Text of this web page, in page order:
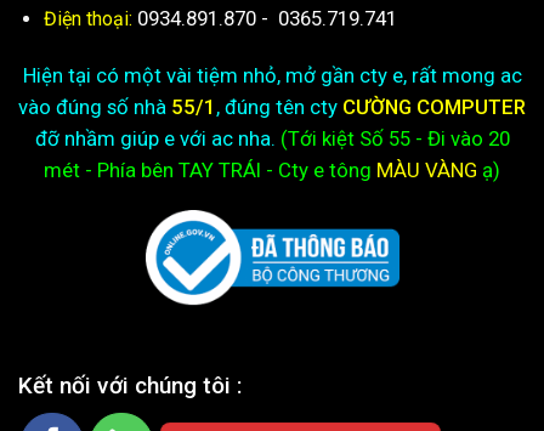
Điện thoại: 0934.891.870 - 0365.719.741
Hiện tại có một vài tiệm nhỏ, mở gần cty e, rất mong ac
vào đúng số nhà 55/1 , đúng tên cty CƯỜNG COMPUTER
đỡ nhầm giúp e với ac nha. (Tới kiệtSố 55 - Đi vào 20
mét - Phía bên TAY TRÁI - Cty e tông MÀU VÀNG ạ)
Kết nối với chúng tôi :